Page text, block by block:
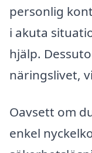
personlig
i akuta
hjälp.
näringslivet,
Oavsett om
enkel